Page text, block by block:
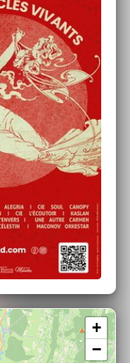
par le passage
et Arthur
quel qu'il
mais cette attente
et
étranges en un lieu
temps disparaît
public
d’Angela Erazo
Son
elle s’entoure de
de la rue.
pour créer
cuivrées, sur les
chaud et une
en mouvement.
+
−